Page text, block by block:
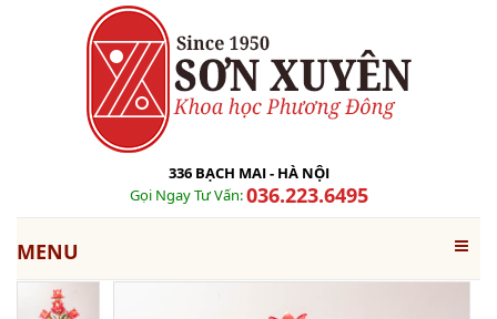
336 BẠCH MAI - HÀ NỘI
Gọi Ngay Tư Vấn:036.223.6495
MENU